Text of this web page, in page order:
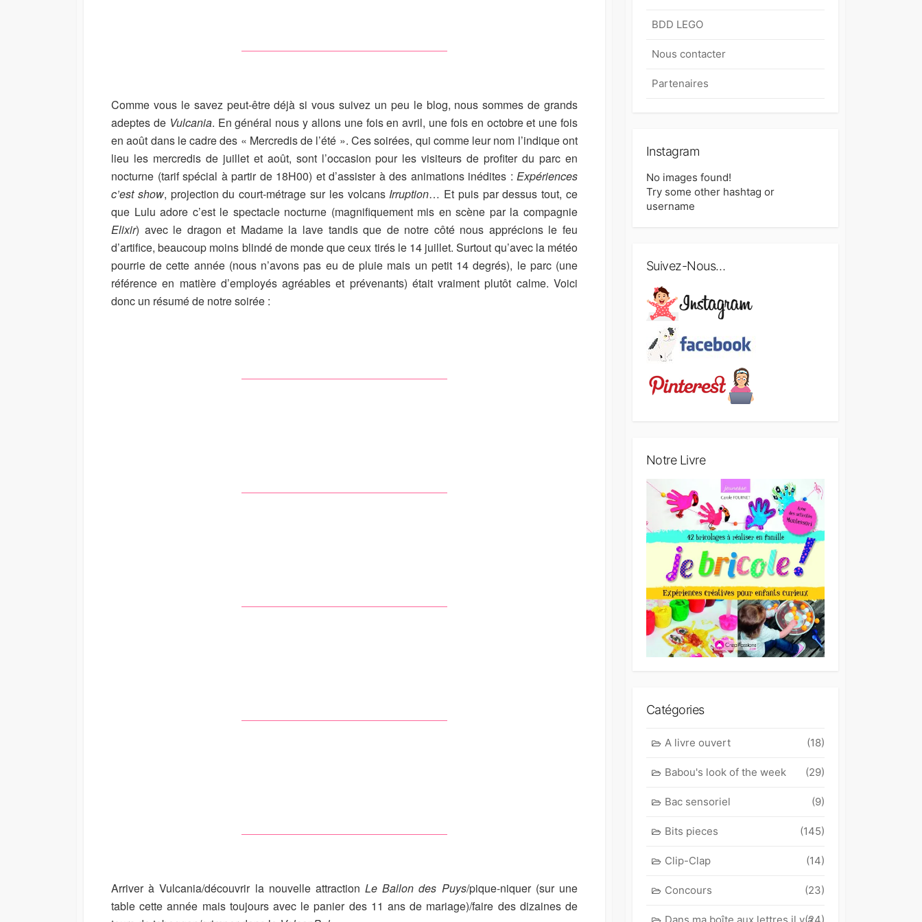
T
E
D
D
T
E
Comme vous le savez peut-être déjà si vous suivez un peu le blog, nous sommes de grands
adeptes de Vulcania. En général nous y allons une fois en avril, une fois en octobre et une fois
en août dans le cadre des « Mercredis de l’été ». Ces soirées, qui comme leur nom l’indique ont
lieu les mercredis de juillet et août, sont l’occasion pour les visiteurs de profiter du parc en
nocturne (tarif spécial à partir de 18H00) et d’assister à des animations inédites : Expériences
c’est show, projection du court-métrage sur les volcans Irruption… Et puis par dessus tout, ce
que Lulu adore c’est le spectacle nocturne (magnifiquement mis en scène par la compagnie
Elixir) avec le dragon et Madame la lave tandis que de notre côté nous apprécions le feu
d’artifice, beaucoup moins blindé de monde que ceux tirés le 14 juillet. Surtout qu’avec la météo
pourrie de cette année (nous n’avons pas eu de pluie mais un petit 14 degrés), le parc (une
référence en matière d’employés agréables et prévenants) était vraiment plutôt calme. Voici
donc un résumé de notre soirée :
Arriver à Vulcania/découvrir la nouvelle attractionLe Ballon des Puys/pique-niquer (sur une
table cette année mais toujours avec le panier des 11 ans de mariage)/faire des dizaines de
BDD LEGO
Nous contacter
Partenaires
Instagram
No images found!
Try some other hashtag or
username
Suivez-Nous…
Notre Livre
Catégories
A livre ouvert (18)
Babou's look of the week (29)
Bac sensoriel (9)
Bits pieces (145)
Clip-Clap (14)
Concours (23)